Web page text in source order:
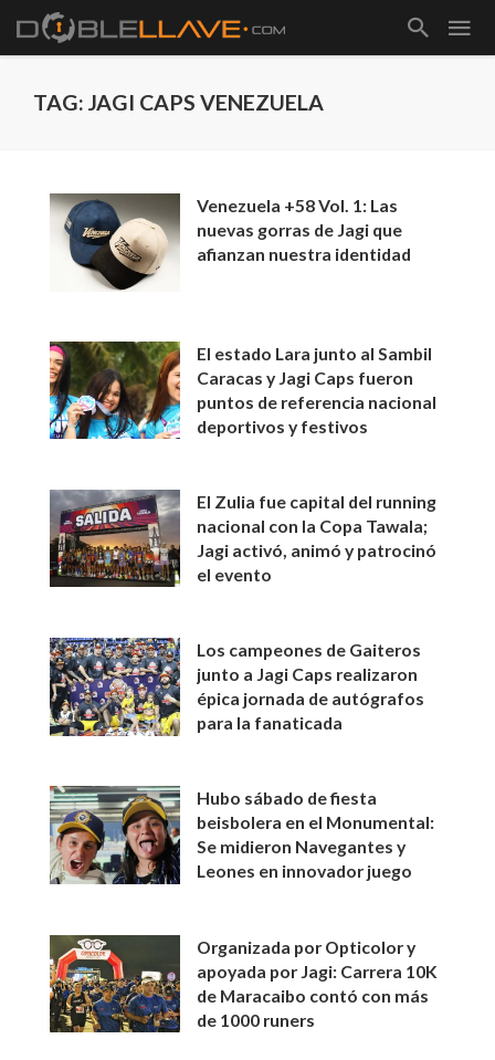
TAG: JAGI CAPS VENEZUELA
Venezuela +58 Vol. 1: Las
nuevas gorras de Jagi que
afianzan nuestra identidad
El estado Lara junto al Sambil
Caracas y Jagi Caps fueron
puntos de referencia nacional
deportivos y festivos
El Zulia fue capital del running
nacional con la Copa Tawala;
Jagi activó, animó y patrocinó
el evento
Los campeones de Gaiteros
junto a Jagi Caps realizaron
épica jornada de autógrafos
para la fanaticada
Hubo sábado de fiesta
beisbolera en el Monumental:
Se midieron Navegantes y
Leones en innovador juego
Organizada por Opticolor y
apoyada por Jagi: Carrera 10K
de Maracaibo contó con más
de 1000 runers